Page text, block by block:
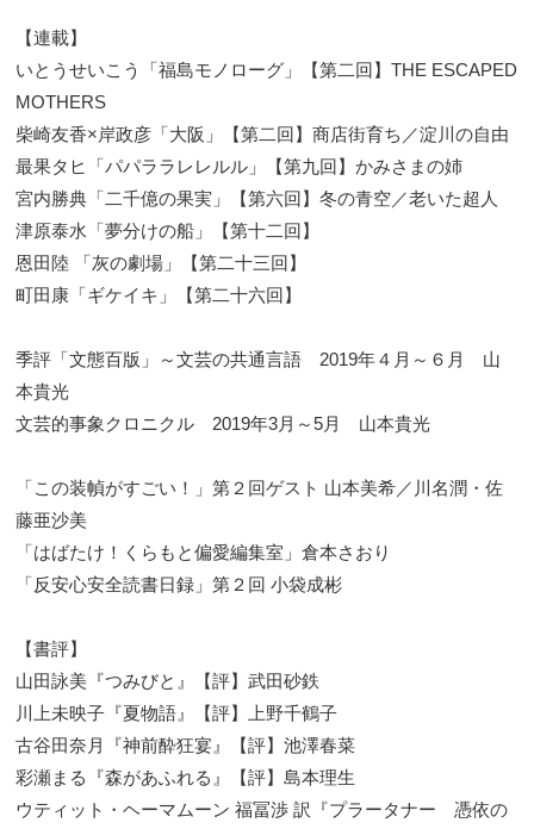
【連載】
いとうせいこう「福島モノローグ」【第二回】THE ESCAPED
MOTHERS
柴崎友香×岸政彦「大阪」【第二回】商店街育ち／淀川の自由
最果タヒ「パパララレレルル」【第九回】かみさまの姉
宮内勝典「二千億の果実」【第六回】冬の青空／老いた超人
津原泰水「夢分けの船」【第十二回】
恩田陸 「灰の劇場」【第二十三回】
町田康「ギケイキ」【第二十六回】
季評「文態百版」～文芸の共通言語 2019年４月～６月 山
本貴光
文芸的事象クロニクル 2019年3月～5月 山本貴光
「この装幀がすごい！」第２回ゲスト 山本美希／川名潤・佐
藤亜沙美
「はばたけ！くらもと偏愛編集室」倉本さおり
「反安心安全読書日録」第２回 小袋成彬
【書評】
山田詠美『つみびと』【評】武田砂鉄
川上未映子『夏物語』【評】上野千鶴子
古谷田奈月『神前酔狂宴』【評】池澤春菜
彩瀬まる『森があふれる』【評】島本理生
ウティット・ヘーマムーン 福冨渉 訳『プラータナー 憑依の